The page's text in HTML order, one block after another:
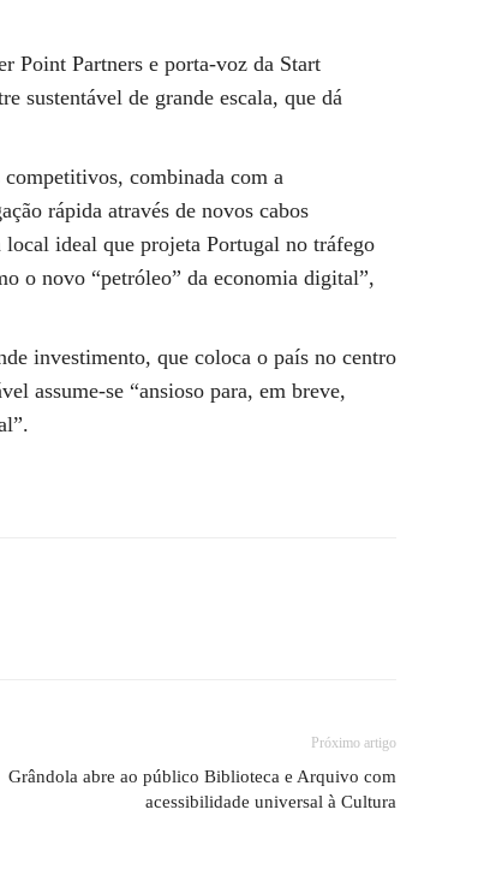
Point Partners e porta-voz da Start
sustentável de grande escala, que dá
combinada com a
rápida através de novos cabos
ideal que projeta Portugal no tráfego
o novo “petróleo” da economia digital”,
investimento, que coloca o país no centro
assume-se “ansioso para, em breve,
Próximo artigo
Grândola abre ao público Biblioteca e Arquivo com
acessibilidade universal à Cultura